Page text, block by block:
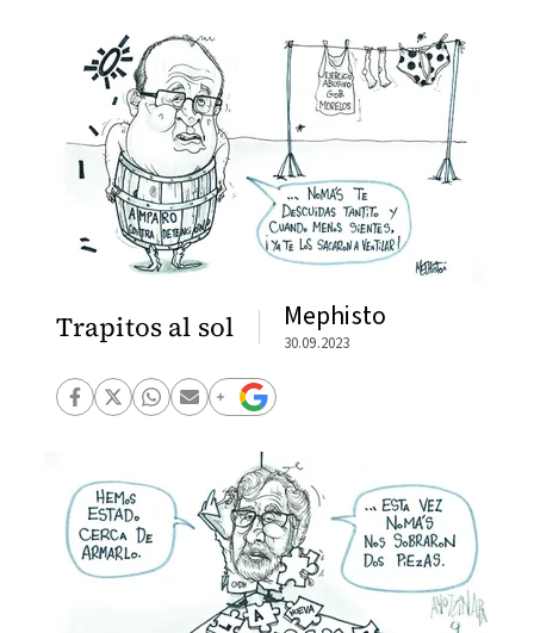
Trapitos al sol Mephisto
30.09.2023